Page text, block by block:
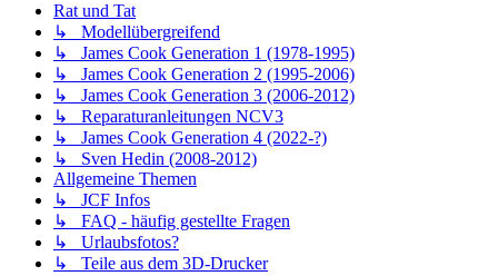
Rat und Tat
↳ Modellübergreifend
↳ James Cook Generation 1 (1978-1995)
↳ James Cook Generation 2 (1995-2006)
↳ James Cook Generation 3 (2006-2012)
↳ Reparaturanleitungen NCV3
↳ James Cook Generation 4 (2022-?)
↳ Sven Hedin (2008-2012)
Allgemeine Themen
↳ JCF Infos
↳ FAQ - häufig gestellte Fragen
↳ Urlaubsfotos?
↳ Teile aus dem 3D-Drucker